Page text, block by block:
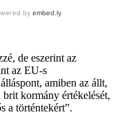
de eszerint az
az EU-s
amiben az állt,
kormány értékelését,
a történtekért”.